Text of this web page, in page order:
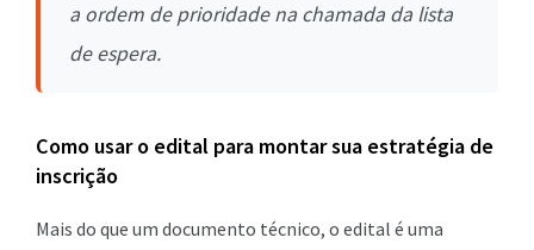
a ordem de prioridade na chamada da lista
de espera.
Como usar o edital para montar sua estratégia de
inscrição
Mais do que um documento técnico, o edital é uma